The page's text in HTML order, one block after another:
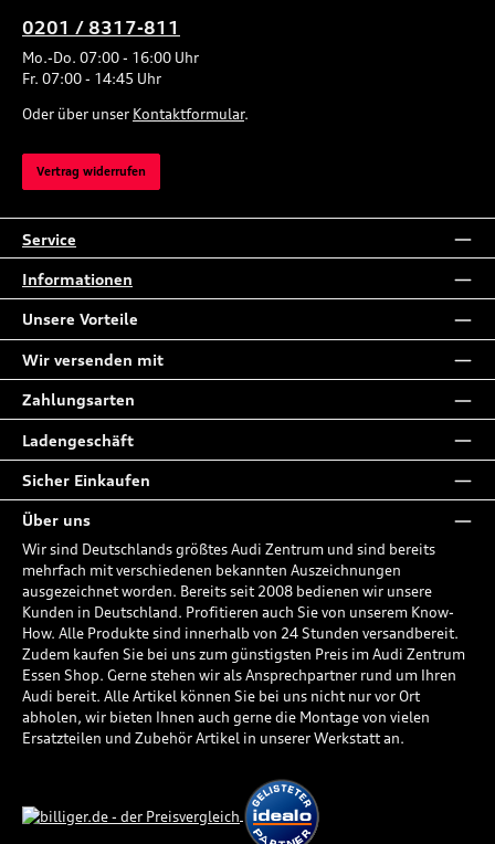
0201 / 8317-811
Mo.-Do. 07:00 - 16:00 Uhr
Fr. 07:00 - 14:45 Uhr
Oder über unser Kontaktformular.
Vertrag widerrufen
Service
Informationen
Unsere Vorteile
Wir versenden mit
Zahlungsarten
Ladengeschäft
Sicher Einkaufen
Über uns
Wir sind Deutschlands größtes Audi Zentrum und sind bereits
mehrfach mit verschiedenen bekannten Auszeichnungen
ausgezeichnet worden. Bereits seit 2008 bedienen wir unsere
Kunden in Deutschland. Profitieren auch Sie von unserem Know-
How. Alle Produkte sind innerhalb von 24 Stunden versandbereit.
Zudem kaufen Sie bei uns zum günstigsten Preis im Audi Zentrum
Essen Shop. Gerne stehen wir als Ansprechpartner rund um Ihren
Audi bereit. Alle Artikel können Sie bei uns nicht nur vor Ort
abholen, wir bieten Ihnen auch gerne die Montage von vielen
Ersatzteilen und Zubehör Artikel in unserer Werkstatt an.